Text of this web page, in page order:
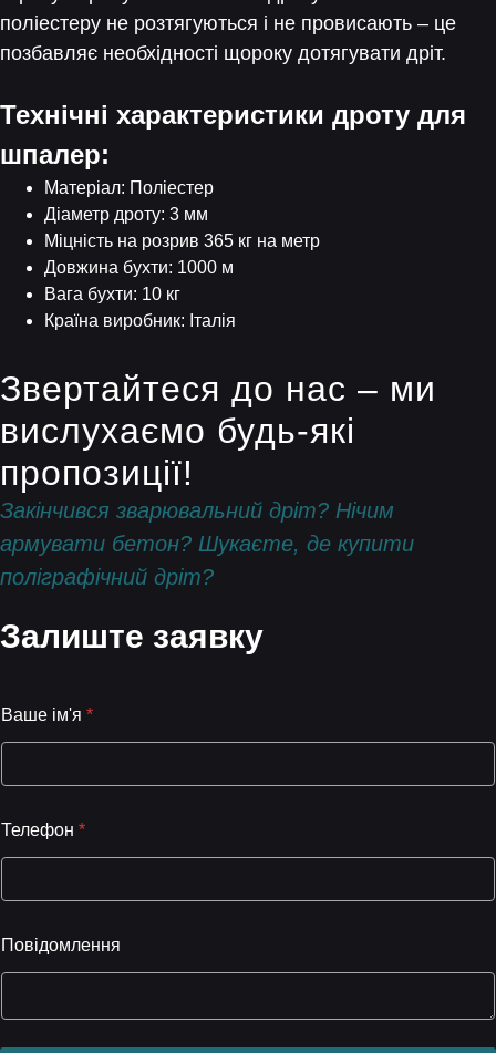
поліестеру не розтягуються і не провисають – це
позбавляє необхідності щороку дотягувати дріт.
Технічні характеристики дроту для
шпалер:
Матеріал: Поліестер
Діаметр дроту: 3 мм
Міцність на розрив 365 кг на метр
Довжина бухти: 1000 м
Вага бухти: 10 кг
Країна виробник: Італія
Звертайтеся до нас – ми
вислухаємо будь-які
пропозиції!
Закінчився зварювальний дріт? Нічим
армувати бетон? Шукаєте, де купити
поліграфічний дріт?
Залиште заявку
Ваше ім'я *
Телефон *
Повідомлення